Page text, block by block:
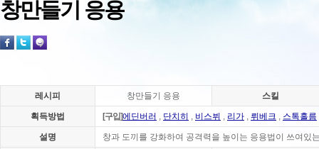
창만들기 응용
레시피 창만들기 응용 스킬
획득방법 [구입]에딘버러 , 단치히 , 비스뷔 , 리가 , 뤼베크 , 스톡홀름
설명 창과 도끼를 강화하여 공격력을 높이는 응용법이 쓰여있